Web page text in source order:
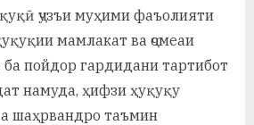
ҷузъи муҳими фаъолияти
мамлакат ва ҷомеаи
ба пойдор гардидани тартибот
намуда, ҳифзи ҳуқуқу
шаҳрвандро таъмин